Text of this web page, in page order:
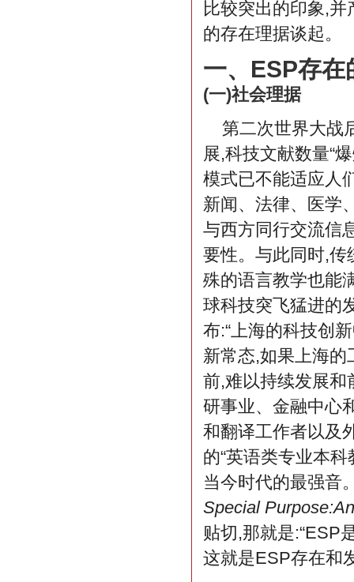
比较突出的印象,
的存在理据谈起。
一、ESP存在
(一)社会理据
第二次世界大战
展,科技文献数量“
模式已不能适应人
新闻、法律、医学
与西方同行交流信
要性。与此同时,传
殊的语言教学也能
球科技突飞猛进的
布:“上海的科技创
新常态,如果上海
前,难以持续发展和
研事业、金融中心
和翻译工作者以及
的“英语类专业本
当今时代的最强音
Special
贴切,那就是:“ESP
这就是ESP存在和